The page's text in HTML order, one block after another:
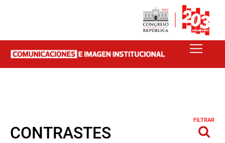
CONTRASTES
FILTRAR